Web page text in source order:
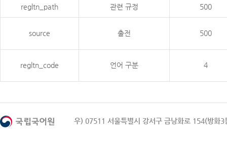
regltn_path 관련 규정 500
source 출전 500
regltn_code 언어 구분 4
우) 07511 서울특별시 강서구 금낭화로 154(방화3